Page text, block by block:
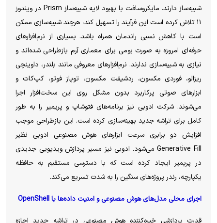
شبیه‌ساز دارند. مایکروسافت با بهبود لایه شبیه‌ساز Prism در ویندوز
۱۱ تلاش کرده است این فرآیند را تسهیل کند، هرچند شبیه‌سازی ممکن
است با کاهش نسبی راندمان همراه باشد. بسیاری از نرم‌افزار‌های
حرفه‌ای امروزه به صورت بومی برای معماری آرم بازطراحی شده‌اند و
نیازی به شبیه‌سازی ندارند. نرم‌افزار‌های معروفی مانند بلندر، داوینچی
ریزالو، فوردی مکسون، ردشیفت مکسون، توپاز فوتو، کپ‌کات و
ابزار‌های صوتی پرکاربرد بدون مشکل روی این سخت‌افزار اجرا
می‌شوند. شرکت ادوبی نیز برنامه‌های فتوشاپ و پریمیر را به طور
کامل برای تراشه جدید بهینه‌سازی کرده است. این بازطراحی موجب
افزایش دو برابری سرعت ابزار‌های هوش مصنوعی ادوبی نظیر
Generative Fill می‌شود. ادوبی نیز مسیر پردازش ویدیویی جدیدی
در پریمیر ایجاد کرده است که با دسترسی مستقیم به حافظه
یکپارچه، رندر پروژه‌های سنگین را به شدت تسریع می‌کند.
اجرای محلی مدل‌های هوش مصنوعی و امنیت داده‌ها با OpenShell
قدرت پردازشی خیره‌کننده هوش مصنوعی در تراشه جدید اجازه